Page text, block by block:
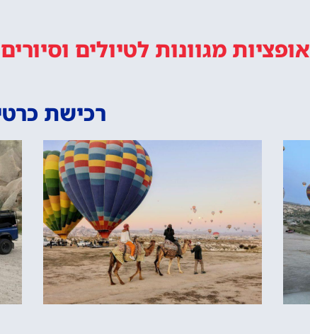
אופציות מגוונות לטיולים וסיורים
רכישת